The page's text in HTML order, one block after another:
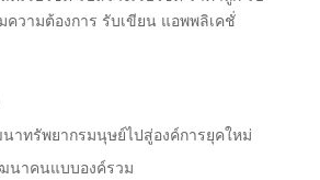
ความต้องการ รับเขียน แอพพลิเคชั่
าทรัพยากรมนุษย์ไปสู่องค์การยุคใหม่
นาคนแบบองค์รวม